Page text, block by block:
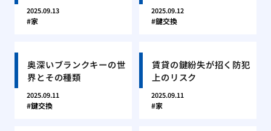
2025.09.13
家
2025.09.12
鍵交換
奥深いブランクキーの世
界とその種類
2025.09.11
鍵交換
賃貸の鍵紛失が招く防犯
上のリスク
2025.09.11
家